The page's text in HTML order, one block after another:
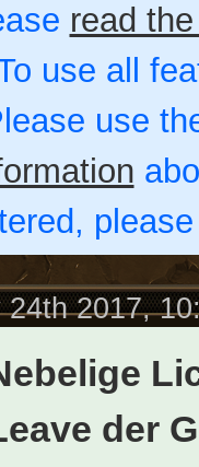
read
use all
use
2017,
der